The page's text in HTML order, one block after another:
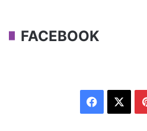
FACEBOOK
Facebook